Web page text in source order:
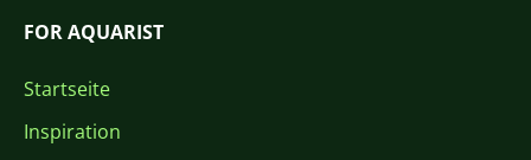
FOR AQUARIST
Startseite
Inspiration